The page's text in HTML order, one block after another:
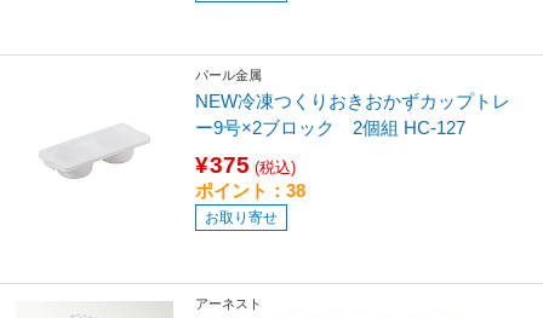
パール金属
NEW冷凍つくりおきおかずカップトレ
ー9号×2ブロック 2個組 HC-127
¥375 (税込)
ポイント：38
お取り寄せ
アーネスト